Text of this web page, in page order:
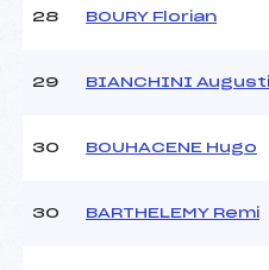
28 BOURY Florian
29 BIANCHINI
30 BOUHACENE Hugo
30 BARTHELEMY Remi